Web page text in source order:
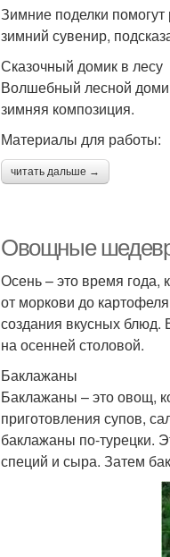
Зимние поделки помогут
зимний сувенир,
Сказочный домик в лесу
Волшебный лесной
зимняя композиция.
Материалы для работы:
читать дальше →
Овощные
Осень – это время года,
от моркови до
создания вкусных блюд.
на осенней столовой.
Баклажаны
Баклажаны – это овощ,
приготовления супов,
баклажаны по-турецки.
специй и сыра. Затем